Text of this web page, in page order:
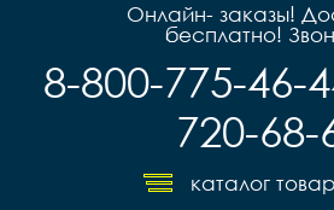
Онлайн- заказы!
бесплатно!
8-800-775-46-
720-68-
каталог